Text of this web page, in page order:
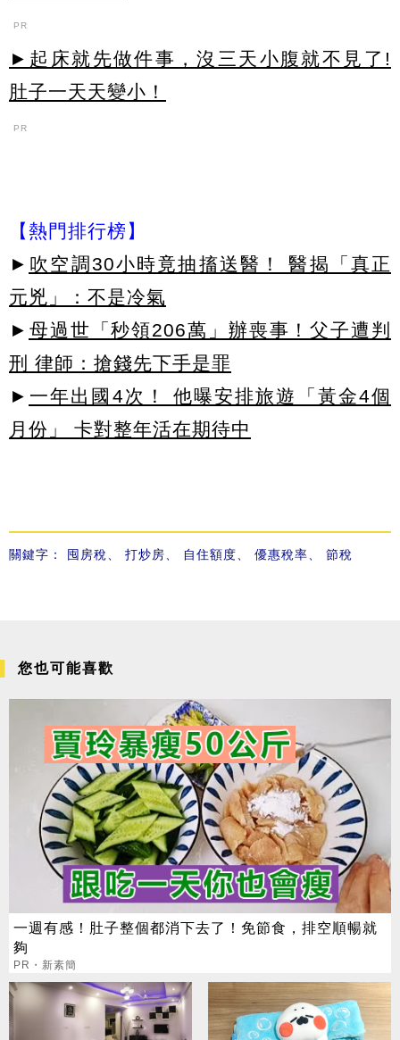
PR
►起床就先做件事，沒三天小腹就不見了!
肚子一天天變小！
PR
【熱門排行榜】
► 吹空調30小時竟抽搐送醫！ 醫揭「真正
元兇」：不是冷氣
► 母過世「秒領206萬」辦喪事！父子遭判
刑 律師：搶錢先下手是罪
► 一年出國4次！ 他曝安排旅遊「黃金4個
月份」 卡對整年活在期待中
關鍵字： 囤房稅、 打炒房、 自住額度、 優惠稅率、 節稅
您也可能喜歡
一週有感！肚子整個都消下去了！免節食，排空順暢就
夠
PR・新素簡